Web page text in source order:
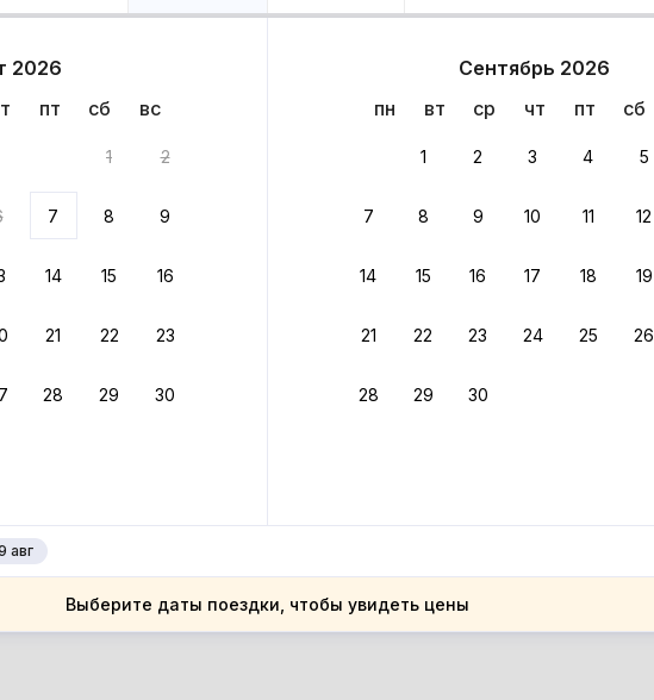
2026
пт сб вс
1 2
7 8 9
14 15 16
21 22 23
28 29 30
Сентябрь 2026
пн
вт ср чт пт сб
1 2 3 4 5
7 8 9 10 11 12
14 15 16 17 18 19
21 22 23 24 25 26
28 29 30
авг
Выберите даты поездки, чтобы увидеть цены
вариант из результатов поиска не соответствует заданным фильтрам.
область